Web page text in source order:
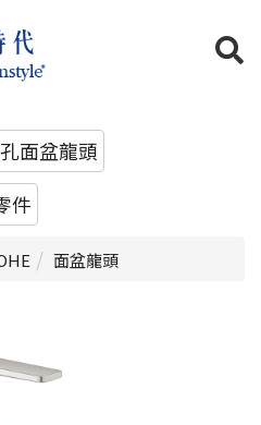
面盆龍頭
件
面盆龍頭